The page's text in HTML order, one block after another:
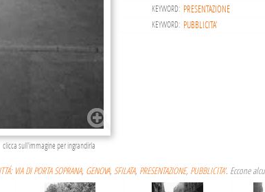
clicca sull'immagine per ingrandirla
KEYWORD: PRESENTAZIONE
KEYWORD: PUBBLICITA'
VIA DI PORTA SOPRANA, GENOVA, SFILATA, PRESENTAZIONE, PUBBLICITA'. Eccone